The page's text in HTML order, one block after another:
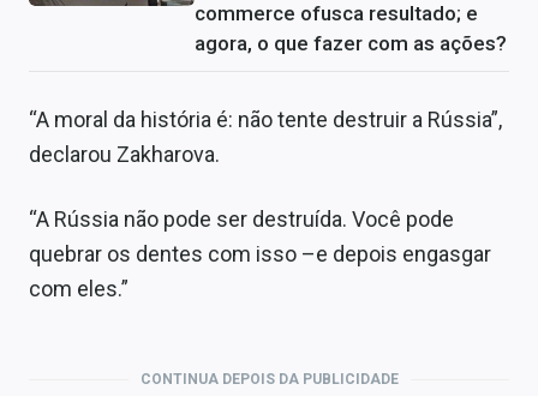
commerce ofusca resultado; e
agora, o que fazer com as ações?
“A moral da história é: não tente destruir a Rússia”,
declarou Zakharova.
“A Rússia não pode ser destruída. Você pode
quebrar os dentes com isso –e depois engasgar
com eles.”
CONTINUA DEPOIS DA PUBLICIDADE